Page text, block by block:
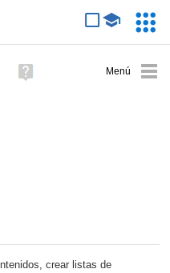
avanzada
Ayuda
(en
crear listas de